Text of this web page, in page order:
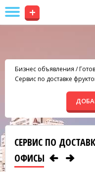
+
Бизнес объявления /
Сервис по доставке
СЕРВИС ПО
ОФИСЫ